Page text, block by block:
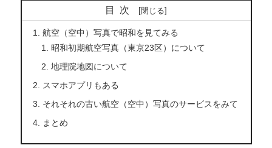
目次
航空（空中）写真で昭和を見てみる
昭和初期航空写真（東京23区）について
地理院地図について
スマホアプリもある
それそれの古い航空（空中）写真のサービスをみて
まとめ